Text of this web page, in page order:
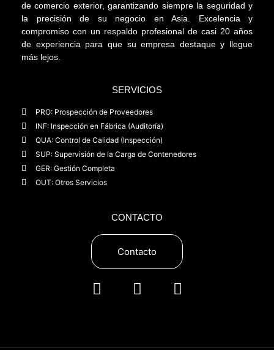
de comercio exterior, garantizando siempre la seguridad y
la precisión de su negocio en Asia. Excelencia y
compromiso con un respaldo profesional de casi 20 años
de experiencia para que su empresa destaque y llegue
más lejos.
SERVICIOS
PRO: Prospección de Proveedores
INF: Inspección en Fábrica (Auditoría)
QUA: Control de Calidad (Inspección)
SUP: Supervisión de la Carga de Contenedores
GER: Gestión Completa
OUT: Otros Servicios
CONTACTO
Contacto